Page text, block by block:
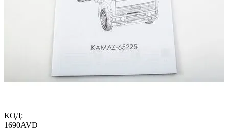
КОД:
1690AVD